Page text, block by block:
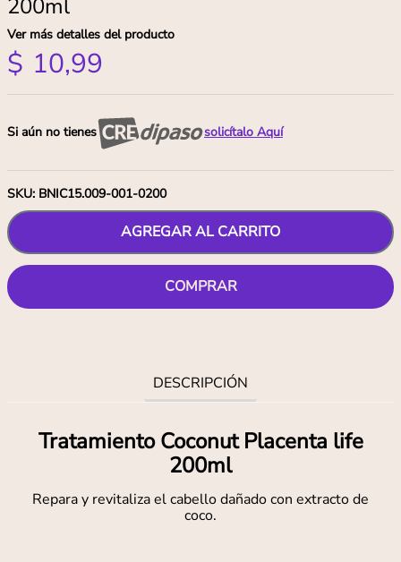
200ml
Ver más detalles del producto
$ 10,99
Si aún no tienes solicítalo Aquí
SKU: BNIC15.009-001-0200
AGREGAR AL CARRITO
COMPRAR
DESCRIPCIÓN
Tratamiento Coconut Placenta life
200ml
Repara y revitaliza el cabello dañado con extracto de
coco.